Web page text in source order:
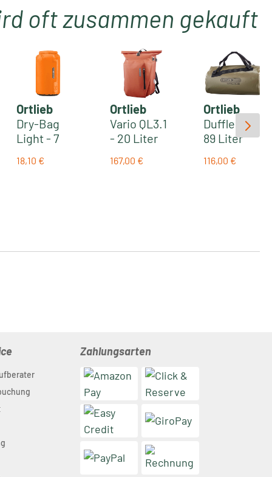
oft zusammen gekauft
Ortlieb
Dry-Bag
Light - 7
Packsack |
Regulärer Preis:
18,10 €
Ortlieb
Vario QL3.1
- 20 Liter
ter
Regulärer Preis:
167,00 €
Ortlieb
Duffle RC -
89 Liter
te
Regulärer
116,00 €
Zahlungsarten